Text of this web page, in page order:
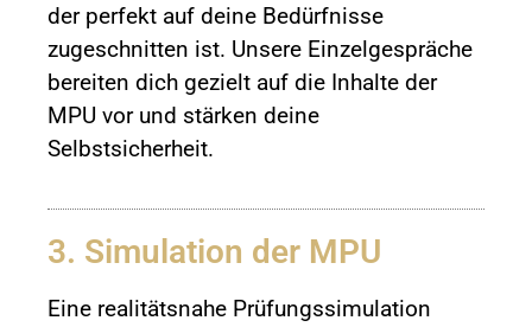
der perfekt auf deine Bedürfnisse
zugeschnitten ist. Unsere Einzelgespräche
bereiten dich gezielt auf die Inhalte der
MPU vor und stärken deine
Selbstsicherheit.
3. Simulation der MPU
Eine realitätsnahe Prüfungssimulation